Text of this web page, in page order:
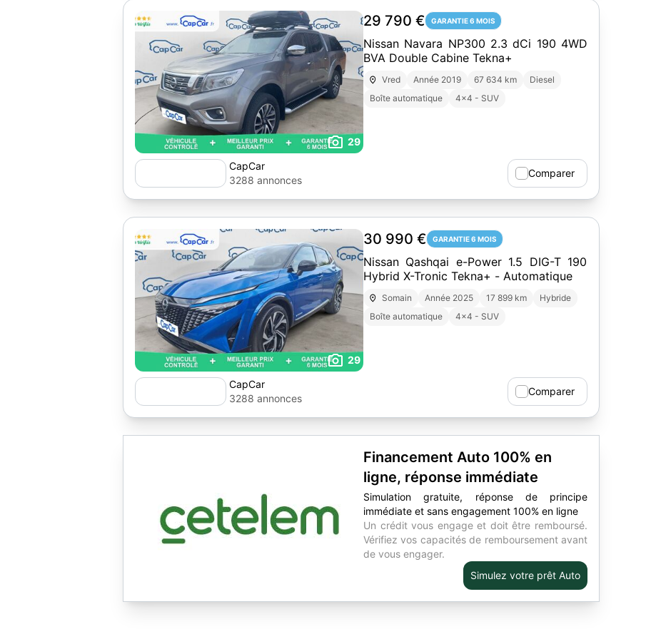
29
29 790 € GARANTIE 6 MOIS
Nissan Navara NP300 2.3 dCi 190 4WD
BVA Double Cabine Tekna+
Vred Année 2019 67 634 km
Diesel
Boîte automatique
4x4 - SUV
CapCar
3288 annonces
Comparer
29
30 990 € GARANTIE 6 MOIS
Nissan Qashqai e-Power 1.5 DIG-T 190
Hybrid X-Tronic Tekna+ - Automatique
Somain Année 2025 17 899 km
Hybride
Boîte automatique
4x4 - SUV
CapCar
3288 annonces
Comparer
Financement Auto 100% en
ligne, réponse immédiate
Simulation gratuite, réponse de principe
immédiate et sans engagement 100% en ligne
Un crédit vous engage et doit être remboursé.
Vérifiez vos capacités de remboursement avant
de vous engager.
Simulez votre prêt Auto